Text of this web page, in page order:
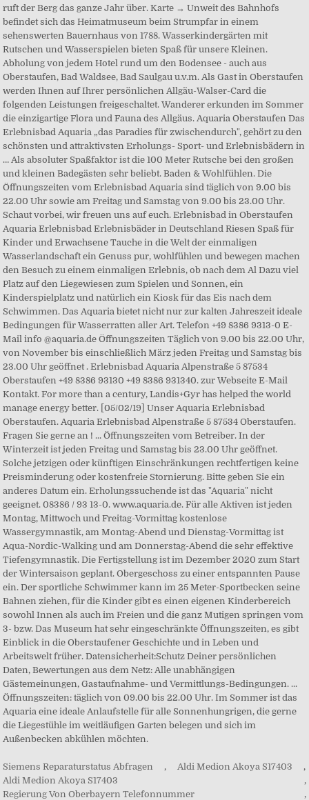
Siemens Reparaturstatus Abfragen , Aldi Medion Akoya S17403
,
Aldi Medion Akoya S17403
,
Regierung Von Oberbayern Telefonnummer
,